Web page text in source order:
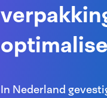
In Nederland